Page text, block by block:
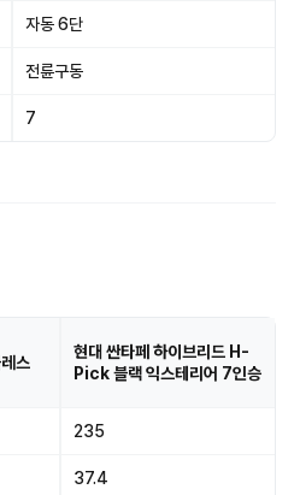
자동 6단
전륜구동
7
스
현대 싼타페 하이브리드 H-
Pick 블랙 익스테리어 7인승
235
37.4